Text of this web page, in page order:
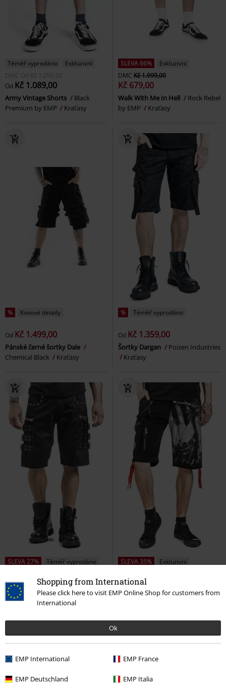
Shopping from International
Please click here to visit EMP Online Shop for customers from
International
Ok
EMP International EMP France
EMP Deutschland EMP Italia
Téměř vyprodáno
Exkluzivní
DMC Od Kč 1.299,00
Od Kč 1.089,00
Army Vintage Shorts
Black
Premium by EMP
Kraťasy
SLEVA 66%
Exkluzivní
DMC Kč 1.999,00
Kč 679,00
Walk With Me In Hell
Rock Rebel
by EMP
Kraťasy
% Kovové detaily
Od Kč 1.499,00
Pánské černé šortky Dale
Chemical Black
Kraťasy
% Téměř vyprodáno
Od Kč 1.359,00
Šortky Dargan
Poizen Industries
Kraťasy
SLEVA 27%
Téměř vyprodáno
Kč 1.309,00
Army Of The Night
Gothicana
Kraťasy
SLEVA 35%
Exkluzivní
OdKč 1.229,00
EMP Signature Collection
Amon